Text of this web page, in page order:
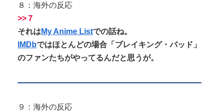
８：海外の反応
>>７
それはMy Anime Listでの話ね。
IMDbではほとんどの場合「ブレイキング・バッド」
のファンたちがやってるんだと思うが。
９：海外の反応